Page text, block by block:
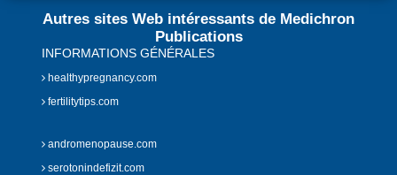
Autres sites Web intéressants de Medichron
Publications
INFORMATIONS GÉNÉRALES
healthypregnancy.com
fertilitytips.com
andromenopause.com
serotonindefizit.com